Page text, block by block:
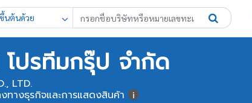
ขึ้นต้นด้วย
ปรทีมกรุ๊ป จำกัด
LTD.
างธุรกิจและการแสดงสินค้า